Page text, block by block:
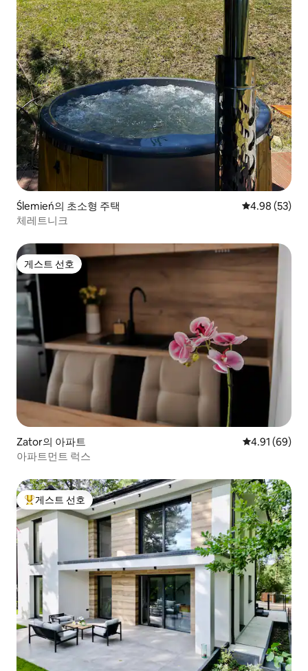
Ślemień의 초소형 주택 평점 4.98점(5
4.98 (53)
체레트니크
게스트 선호
게스트 선호
Zator의 아파트 평점 4.91점(5
4.91 (69)
아파트먼트 럭스
상위 게스트 선호
게스트 선호